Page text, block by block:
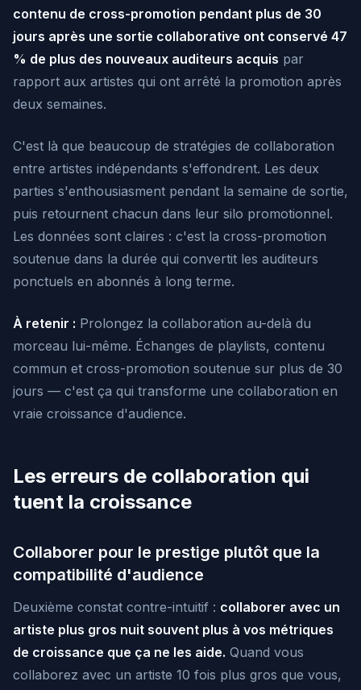
contenu de cross-promotion pendant plus de 30
jours après une sortie collaborative ont conservé 47
% de plus des nouveaux auditeurs acquis par
rapport aux artistes qui ont arrêté la promotion après
deux semaines.
C'est là que beaucoup de stratégies de collaboration
entre artistes indépendants s'effondrent. Les deux
parties s'enthousiasment pendant la semaine de sortie,
puis retournent chacun dans leur silo promotionnel.
Les données sont claires : c'est la cross-promotion
soutenue dans la durée qui convertit les auditeurs
ponctuels en abonnés à long terme.
À retenir : Prolongez la collaboration au-delà du
morceau lui-même. Échanges de playlists, contenu
commun et cross-promotion soutenue sur plus de 30
jours — c'est ça qui transforme une collaboration en
vraie croissance d'audience.
Les erreurs de collaboration qui
tuent la croissance
Collaborer pour le prestige plutôt que la
compatibilité d'audience
Deuxième constat contre-intuitif : collaborer avec un
artiste plus gros nuit souvent plus à vos métriques
de croissance que ça ne les aide. Quand vous
collaborez avec un artiste 10 fois plus gros que vous,